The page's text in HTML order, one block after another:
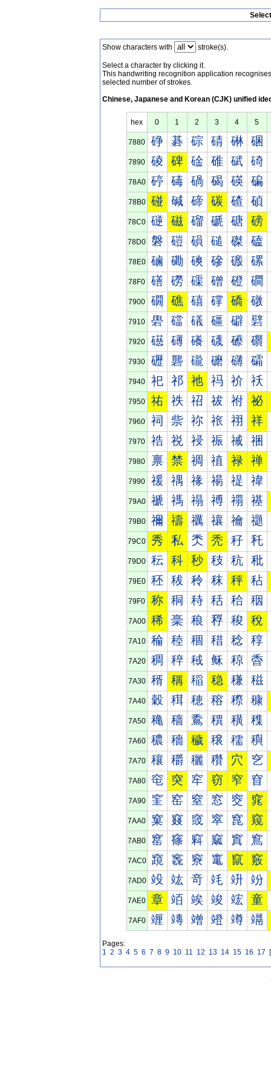
Show characters with stroke(s).
Select a character by clicking it.
This handwriting recognition application
selected number of strokes.
Chinese, Japanese and Korean (CJK) unified
hex 0 1 2 3 4 5
7880 碀 碁 碂 碃 碄 碅
7890 碐 碑 碒 碓 碔 碕
78A0 碠 碡 碢 碣 碤 碥
78B0 碰 碱 碲 碳 碴 碵
78C0 磀 磁 磂 磃 磄 磅
78D0 磐 磑 磒 磓 磔 磕
78E0 磠 磡 磢 磣 磤 磥
78F0 磰 磱 磲 磳 磴 磵
7900 礀 礁 礂 礃 礄 礅
7910 礐 礑 礒 礓 礔 礕
7920 礠 礡 礢 礣 礤 礥
7930 礰 礱 礲 礳 礴 礵
7940 祀 祁 祂 祃 祄 祅
7950 祐 祑 祒 祓 祔 祕
7960 祠 祡 祢 祣 祤 祥
7970 祰 祱 祲 祳 祴 祵
7980 禀 禁 禂 禃 禄 禅
7990 禐 禑 禒 禓 禔 禕
79A0 禠 禡 禢 禣 禤 禥
79B0 禰 禱 禲 禳 禴 禵
79C0 秀 私 秂 秃 秄 秅
79D0 秐 科 秒 秓 秔 秕
79E0 秠 秡 秢 秣 秤 秥
79F0 称 秱 秲 秳 秴 秵
7A00 稀 稁 稂 稃 稄 稅
7A10 稐 稑 稒 稓 稔 稕
7A20 稠 稡 稢 稣 稤 稥
7A30 稰 稱 稲 稳 稴 稵
7A40 穀 穁 穂 穃 穄 穅
7A50 穐 穑 穒 穓 穔 穕
7A60 穠 穡 穢 穣 穤 穥
7A70 穰 穱 穲 穳 穴 穵
7A80 窀 突 窂 窃 窄 窅
7A90 窐 窑 窒 窓 窔 窕
7AA0 窠 窡 窢 窣 窤 窥
7AB0 窰 窱 窲 窳 窴 窵
7AC0 竀 竁 竂 竃 竄 竅
7AD0 竐 竑 竒 竓 竔 竕
7AE0 章 竡 竢 竣 竤 童
7AF0 竰 竱 竲 竳 竴 竵
Pages:
1 2 3 4 5 6 7 8 9 10 11 12 13 14 15 16 17